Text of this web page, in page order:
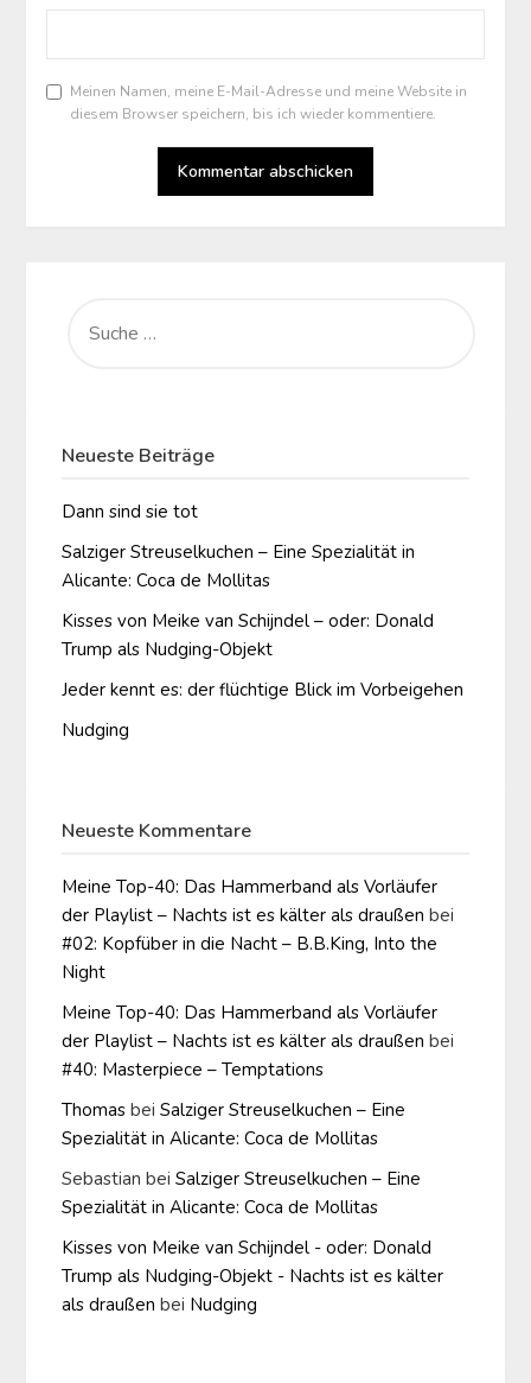
Meinen Namen, meine E-Mail-Adresse und meine Website in
diesem Browser speichern, bis ich wieder kommentiere.
NACH:
Neueste Beiträge
Dann sind sie tot
Salziger Streuselkuchen – Eine Spezialität in
Alicante: Coca de Mollitas
Kisses von Meike van Schijndel – oder: Donald
Trump als Nudging-Objekt
Jeder kennt es: der flüchtige Blick im Vorbeigehen
Nudging
Neueste Kommentare
Meine Top-40: Das Hammerband als Vorläufer
der Playlist – Nachts ist es kälter als draußen bei
#02: Kopfüber in die Nacht – B.B.King, Into the
Night
Meine Top-40: Das Hammerband als Vorläufer
der Playlist – Nachts ist es kälter als draußen bei
#40: Masterpiece – Temptations
Thomas beiSalziger Streuselkuchen – Eine
Spezialität in Alicante: Coca de Mollitas
Sebastian beiSalziger Streuselkuchen – Eine
Spezialität in Alicante: Coca de Mollitas
Kisses von Meike van Schijndel - oder: Donald
Trump als Nudging-Objekt - Nachts ist es kälter
als draußen bei Nudging